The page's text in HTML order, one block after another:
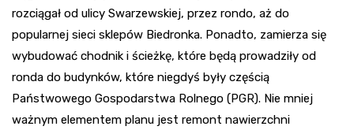
rozciągał od ulicy Swarzewskiej, przez rondo, aż do
popularnej sieci sklepów Biedronka. Ponadto, zamierza się
wybudować chodnik i ścieżkę, które będą prowadziły od
ronda do budynków, które niegdyś były częścią
Państwowego Gospodarstwa Rolnego (PGR). Nie mniej
ważnym elementem planu jest remont nawierzchni